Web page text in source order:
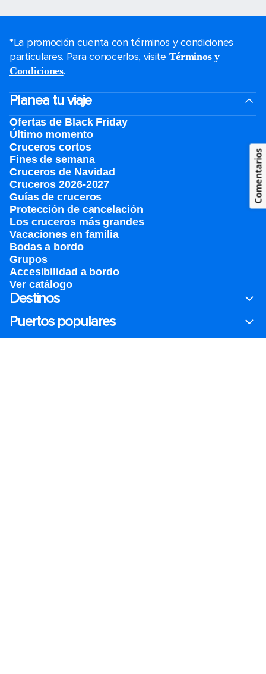
*La promoción cuenta con términos y condiciones
particulares. Para conocerlos, visite Términos y
Condiciones.
Planea tu viaje
Ofertas de Black Friday
Último momento
Cruceros cortos
Fines de semana
Cruceros de Navidad
Cruceros 2026-2027
Guías de cruceros
Protección de cancelación
Los cruceros más grandes
Vacaciones en familia
Bodas a bordo
Grupos
Accesibilidad a bordo
Ver catálogo
Destinos
Puertos populares
Comentarios